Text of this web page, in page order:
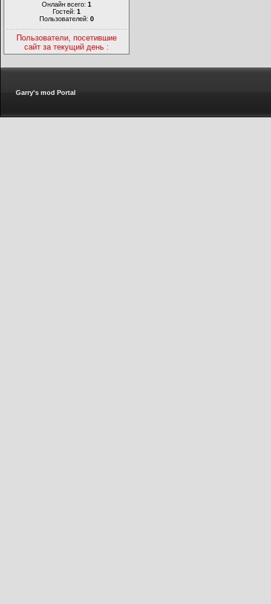
Онлайн всего: 1
Гостей: 1
Пользователей: 0
Пользователи, посетившие
сайт за текущий день :
Garry's mod Portal